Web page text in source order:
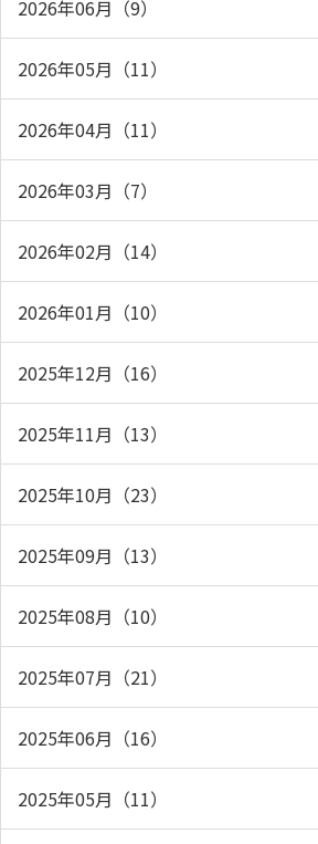
2026年06月（9）
2026年05月（11）
2026年04月（11）
2026年03月（7）
2026年02月（14）
2026年01月（10）
2025年12月（16）
2025年11月（13）
2025年10月（23）
2025年09月（13）
2025年08月（10）
2025年07月（21）
2025年06月（16）
2025年05月（11）